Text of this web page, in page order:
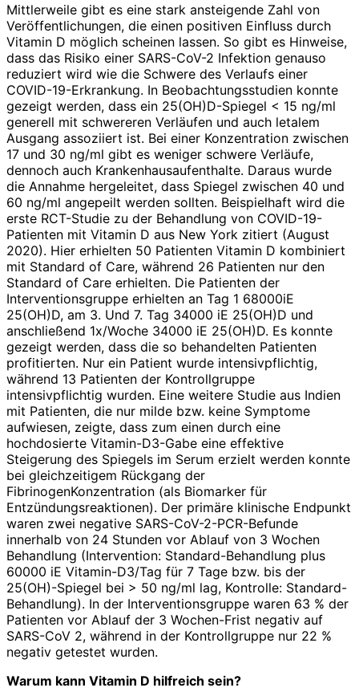
Mittlerweile gibt es eine stark ansteigende Zahl von
Veröffentlichungen, die einen positiven Einfluss durch
Vitamin D möglich scheinen lassen. So gibt es Hinweise,
dass das Risiko einer SARS-CoV-2 Infektion genauso
reduziert wird wie die Schwere des Verlaufs einer
COVID-19-Erkrankung. In Beobachtungsstudien konnte
gezeigt werden, dass ein 25(OH)D-Spiegel < 15 ng/ml
generell mit schwereren Verläufen und auch letalem
Ausgang assoziiert ist. Bei einer Konzentration zwischen
17 und 30 ng/ml gibt es weniger schwere Verläufe,
dennoch auch Krankenhausaufenthalte. Daraus wurde
die Annahme hergeleitet, dass Spiegel zwischen 40 und
60 ng/ml angepeilt werden sollten. Beispielhaft wird die
erste RCT-Studie zu der Behandlung von COVID-19-
Patienten mit Vitamin D aus New York zitiert (August
2020). Hier erhielten 50 Patienten Vitamin D kombiniert
mit Standard of Care, während 26 Patienten nur den
Standard of Care erhielten. Die Patienten der
Interventionsgruppe erhielten an Tag 1 68000iE
25(OH)D, am 3. Und 7. Tag 34000 iE 25(OH)D und
anschließend 1x/Woche 34000 iE 25(OH)D. Es konnte
gezeigt werden, dass die so behandelten Patienten
profitierten. Nur ein Patient wurde intensivpflichtig,
während 13 Patienten der Kontrollgruppe
intensivpflichtig wurden. Eine weitere Studie aus Indien
mit Patienten, die nur milde bzw. keine Symptome
aufwiesen, zeigte, dass zum einen durch eine
hochdosierte Vitamin-D3-Gabe eine effektive
Steigerung des Spiegels im Serum erzielt werden konnte
bei gleichzeitigem Rückgang der
FibrinogenKonzentration (als Biomarker für
Entzündungsreaktionen). Der primäre klinische Endpunkt
waren zwei negative SARS-CoV-2-PCR-Befunde
innerhalb von 24 Stunden vor Ablauf von 3 Wochen
Behandlung (Intervention: Standard-Behandlung plus
60000 iE Vitamin-D3/Tag für 7 Tage bzw. bis der
25(OH)-Spiegel bei > 50 ng/ml lag, Kontrolle: Standard-
Behandlung). In der Interventionsgruppe waren 63 % der
Patienten vor Ablauf der 3 Wochen-Frist negativ auf
SARS-CoV 2, während in der Kontrollgruppe nur 22 %
negativ getestet wurden.
Warum kann Vitamin D hilfreich sein?